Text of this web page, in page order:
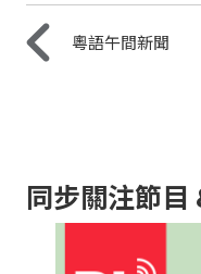
粵語午間新聞
同步關注節